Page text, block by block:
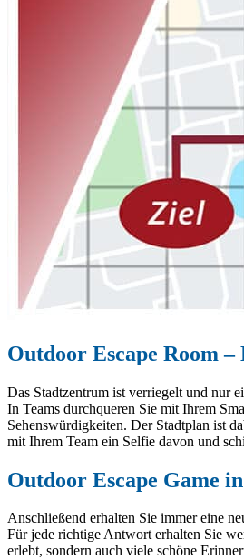
Outdoor Escape Room
Das Stadtzentrum ist verriegelt und nur
In Teams durchqueren Sie mit Ihrem
Sehenswürdigkeiten. Der Stadtplan ist
mit Ihrem Team ein Selfie davon und
Outdoor Escape Game
Anschließend erhalten Sie immer eine
Für jede richtige Antwort erhalten Sie
erlebt, sondern auch viele schöne